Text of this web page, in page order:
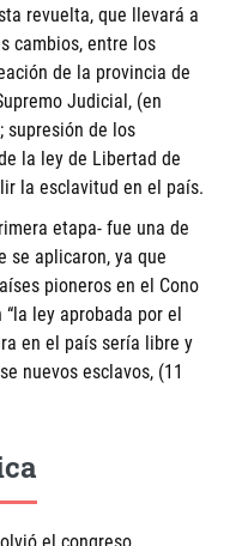
revuelta, que llevará a
cambios, entre los
de la provincia de
Judicial, (en
supresión de los
la ley de Libertad de
la esclavitud en el país.
etapa- fue una de
se aplicaron, ya que
pioneros en el Cono
ley aprobada por el
en el país sería libre y
nuevos esclavos, (11